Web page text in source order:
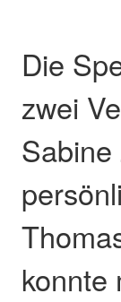
Die
zwei
konnte